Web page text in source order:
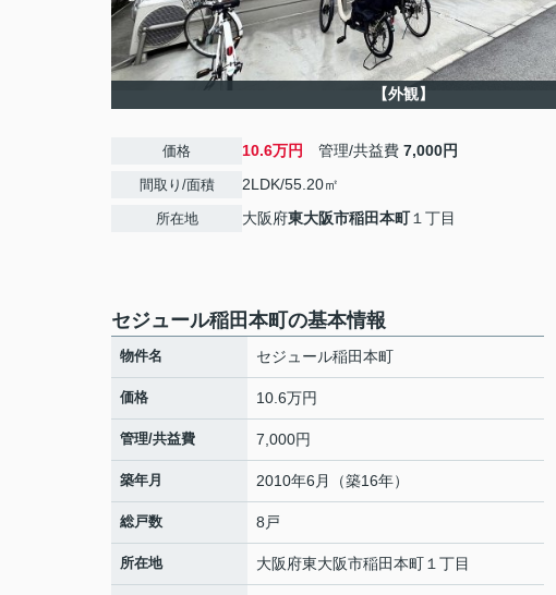
【外観】
価格 10.6万円 管理/共益費 7,000円
間取り/面積 2LDK/55.20㎡
所在地 大阪府東大阪市稲田本町１丁目
セジュール稲田本町の基本情報
物件名 セジュール稲田本町
価格 10.6万円
管理/共益費 7,000円
築年月 2010年6月（築16年）
総戸数 8戸
所在地 大阪府東大阪市稲田本町 １丁目